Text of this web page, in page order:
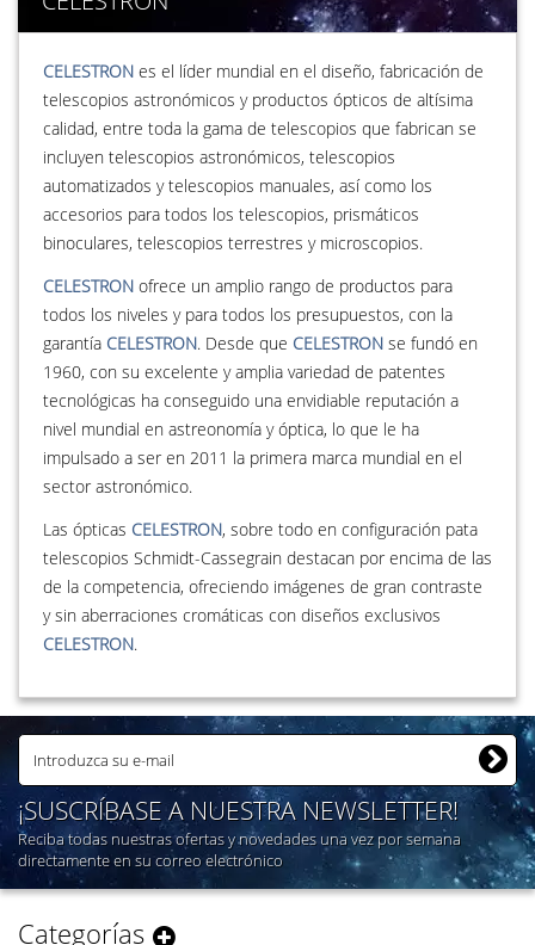
CELESTRON es el líder mundial en el diseño, fabricación de
telescopios astronómicos y productos ópticos de altísima
calidad, entre toda la gama de telescopios que fabrican se
incluyen telescopios astronómicos, telescopios
automatizados y telescopios manuales, así como los
accesorios para todos los telescopios, prismáticos
binoculares, telescopios terrestres y microscopios.
CELESTRON ofrece un amplio rango de productos para
todos los niveles y para todos los presupuestos, con la
garantía CELESTRON. Desde que CELESTRON se fundó en
1960, con su excelente y amplia variedad de patentes
tecnológicas ha conseguido una envidiable reputación a
nivel mundial en astreonomía y óptica, lo que le ha
impulsado a ser en 2011 la primera marca mundial en el
sector astronómico.
Las ópticas CELESTRON, sobre todo en configuración pata
telescopios Schmidt-Cassegrain destacan por encima de las
de la competencia, ofreciendo imágenes de gran contraste
y sin aberraciones cromáticas con diseños exclusivos
CELESTRON.
¡SUSCRÍBASE A NUESTRA NEWSLETTER!
Reciba todas nuestras ofertas y novedades una vez por semana
directamente en su correo electrónico
Categorías